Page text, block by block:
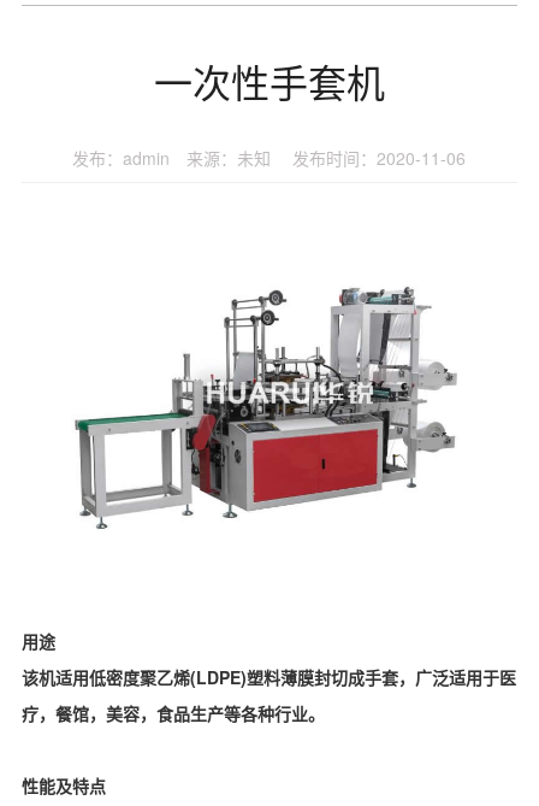
一次性手套机
发布：admin 来源：未知 发布时间：2020-11-06
用途
该机适用低密度聚乙烯(LDPE)塑料薄膜封切成手套，广泛适用于医
疗，餐馆，美容，食品生产等各种行业。
性能及特点